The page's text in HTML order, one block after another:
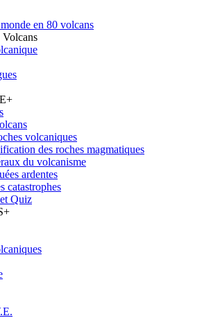
en 80 volcans
+
volcaniques
des roches magmatiques
du volcanisme
ardentes
catastrophes
Quiz
+